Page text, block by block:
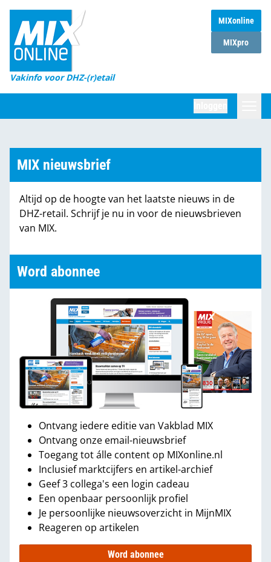
MIXonline
MIXpro
Vakinfo voor DHZ-(r)etail
Home
Magazines
DHZ Sessie
Marktcijfers
Partners
MIX nieuwsbrief
Altijd op de hoogte van het laatste nieuws in de
DHZ-retail. Schrijf je nu in voor de nieuwsbrieven
van MIX.
Word abonnee
Ontvang iedere editie van Vakblad MIX
Ontvang onze email-nieuwsbrief
Toegang tot álle content op MIXonline.nl
Inclusief marktcijfers en artikel-archief
Geef 3 collega's een login cadeau
Een openbaar persoonlijk profiel
Je persoonlijke nieuwsoverzicht in MijnMIX
Reageren op artikelen
Word abonnee